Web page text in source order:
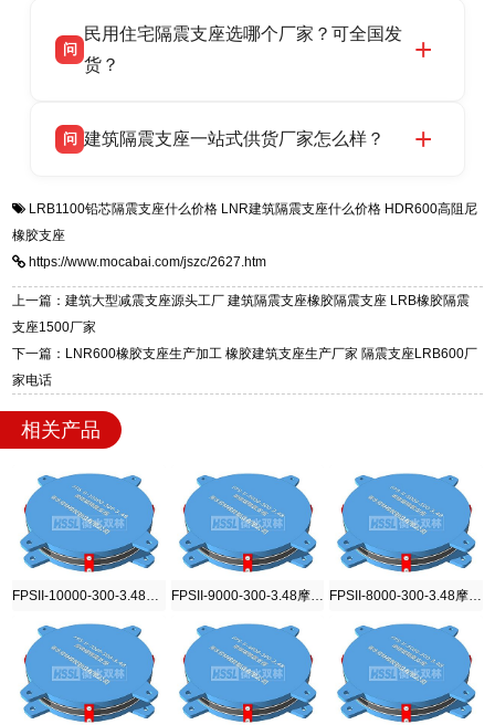
货，厂家电话：13323182312，地址迎宾大街 9
号北方工业基地。
高新区北方工业基地迎宾大街 9 号，是专业隔震
支座源头工厂，生产 LRB 铅芯、LNR 天然、
问
民用住宅隔震支座选哪个厂家？可全国发
货？
适用于民用住宅隔震工程，实体工厂现货充足，
震支座，电话：13323182312，地址：衡水高新
问 建筑隔震支座一站式供货厂家怎么样？
一站式供货厂家，拥有多年行业生产经验，国标
质、检测报告完备，提供选型、深化、供货、安
装指导全套服务，厂址衡水高新区北方工业基地
迎宾大街 9 号，厂家电话：13323182312。
LRB1100铅芯隔震支座什么价格 LNR建筑隔震支座什么价格 HDR600高阻尼
橡胶支座
https://www.mocabai.com/jszc/2627.htm
上一篇：建筑大型减震支座源头工厂 建筑隔震支座橡胶隔震支座 LRB橡胶隔震
支座1500厂家
下一篇：LNR600橡胶支座生产加工 橡胶建筑支座生产厂家 隔震支座LRB600厂
家电话
相关产品
FPSII-9000-300-3.48摩擦摆隔震支座